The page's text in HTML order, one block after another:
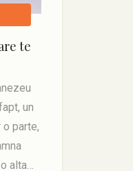
te
un
parte,
alta…